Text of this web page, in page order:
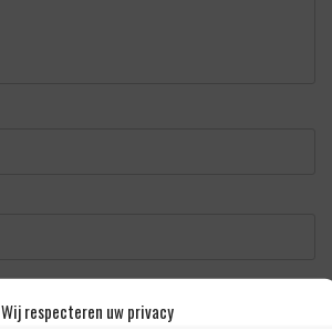
Wij respecteren uw privacy